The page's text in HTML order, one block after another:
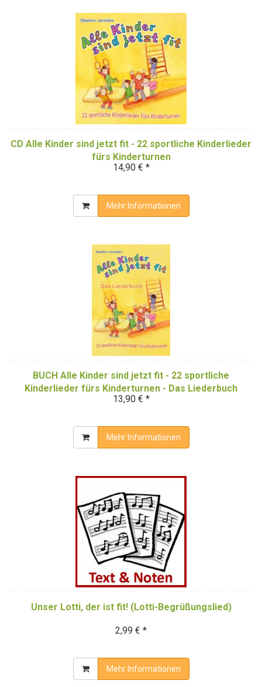
CD Alle Kinder sind jetzt fit - 22 sportliche Kinderlieder
fürs Kinderturnen
14,90 € *
Mehr Informationen
BUCH Alle Kinder sind jetzt fit - 22 sportliche
Kinderlieder fürs Kinderturnen - Das Liederbuch
13,90 € *
Mehr Informationen
Unser Lotti, der ist fit! (Lotti-Begrüßungslied)
2,99 € *
Mehr Informationen